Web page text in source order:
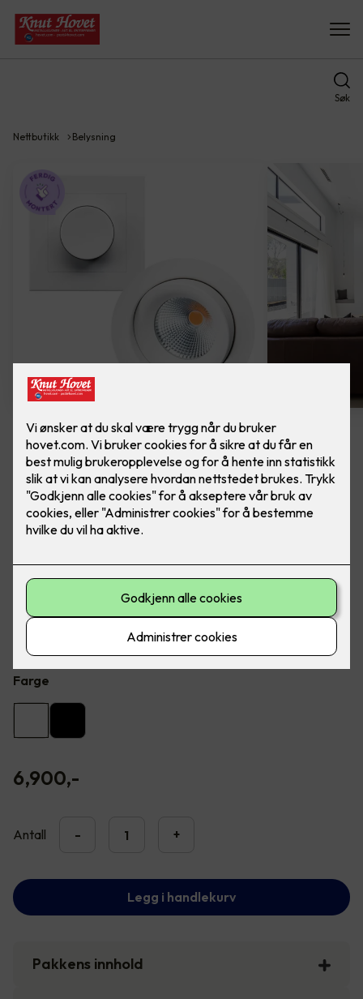
Søk
Nettbutikk Belysning
6 stk hvite LED downlights
rehab inkl. LED dimmer
Ferdig montert - Junistar ECO 2700 m/ LED
Flott LED downlight med 42 graders spredning og 30
graders vipp i to retninger til innendørs bruke, inkl. LED
Farge
6,900,-
Antall - +
Legg i handlekurv
Pakkens innhold